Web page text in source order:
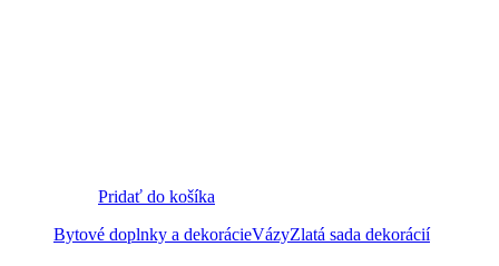
Pridať do košíka
Bytové doplnky a dekorácieVázyZlatá sada dekorácií